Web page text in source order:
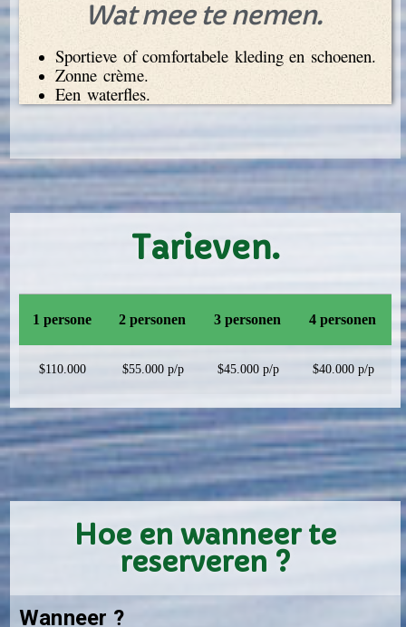
Wat mee te nemen.
Sportieve of comfortabele kleding en schoenen.
Zonne crème.
Een waterfles.
Tarieven.
1 persone 2 personen 3 personen 4 personen
$110.000 $55.000 p/p $45.000 p/p $40.000 p/p
Hoe en wanneer te
reserveren ?
Wanneer ?